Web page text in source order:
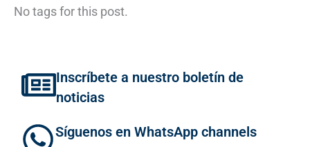
No tags for this post.
Inscríbete a nuestro boletín de
noticias
Síguenos en WhatsApp channels